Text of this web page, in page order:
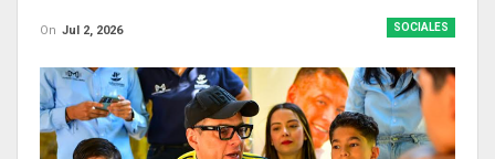
SOCIALES
On Jul 2, 2026